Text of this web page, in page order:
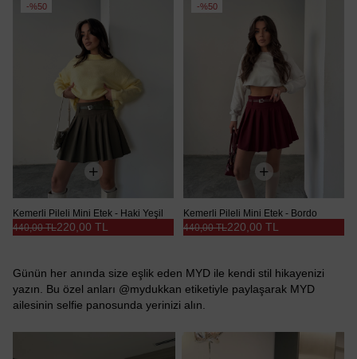
%50
Kemerli Pileli Mini Etek - Haki Yeşil
220,00 TL
440,00 TL
%50
Kemerli Pileli Mini Etek - Bordo
220,00 TL
440,00 TL
Günün her anında size eşlik eden MYD ile kendi stil hikayenizi
yazın. Bu özel anları @mydukkan etiketiyle paylaşarak MYD
ailesinin selfie panosunda yerinizi alın.